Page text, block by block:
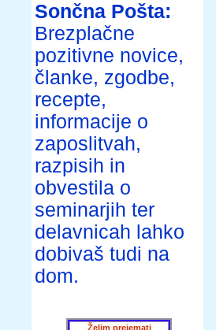
Sončna Pošta:
Brezplačne
pozitivne novice,
članke, zgodbe,
recepte,
informacije o
zaposlitvah,
razpisih in
obvestila o
seminarjih ter
delavnicah lahko
dobivaš tudi na
dom.
Želim prejemati